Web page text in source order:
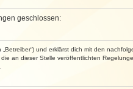
geschlossen:
und erklärst dich mit den
an dieser Stelle veröffentlichten